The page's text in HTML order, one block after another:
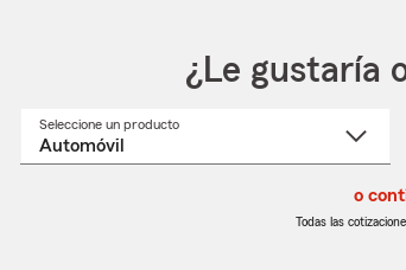
¿Le gustaría
Seleccione un productoSeleccione
o
Todas las